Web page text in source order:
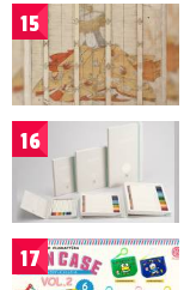
15
16
17